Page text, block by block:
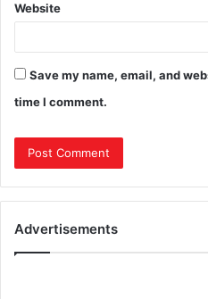
Website
Save my name, email, and
time I comment.
Advertisements